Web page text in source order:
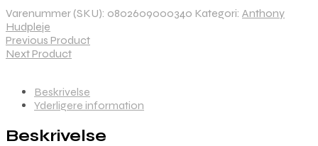
Varenummer (SKU): 0802609000340 Kategori: Anthony
Hudpleje
Previous Product
Next Product
Beskrivelse
Yderligere information
Beskrivelse